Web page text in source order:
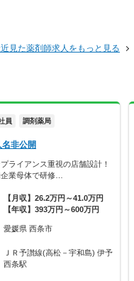
見た薬剤師求人をもっと見る
員 調剤薬局
名非公開
ライアンス重視の店舗設計！
業母体で研修…
【月収】26.2万円～41.0万円
【年収】393万円～600万円
愛媛県 西条市
ＪＲ予讃線(高松－宇和島) 伊予
西条駅